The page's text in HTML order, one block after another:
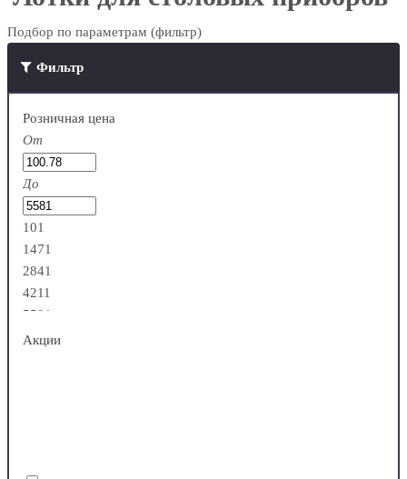
Подбор по параметрам (фильтр)
Фильтр
Розничная цена
От
До
101
1471
2841
4211
5581
Акции